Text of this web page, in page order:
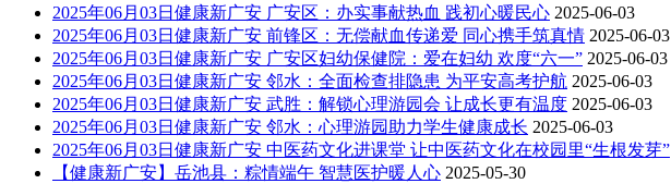
2025年06月03日健康新广安 广安区：办实事献热血 践初心暖民心 2025-06-03
2025年06月03日健康新广安 前锋区：无偿献血传递爱 同心携手筑真情 2025-06-03
2025年06月03日健康新广安 广安区妇幼保健院：爱在妇幼 欢度“六一” 2025-06-03
2025年06月03日健康新广安 邻水：全面检查排隐患 为平安高考护航 2025-06-03
2025年06月03日健康新广安 武胜：解锁心理游园会 让成长更有温度 2025-06-03
2025年06月03日健康新广安 邻水：心理游园助力学生健康成长 2025-06-03
2025年06月03日健康新广安 中医药文化进课堂 让中医药文化在校园里“生根发芽”
【健康新广安】岳池县：粽情端午 智慧医护暖人心 2025-05-30